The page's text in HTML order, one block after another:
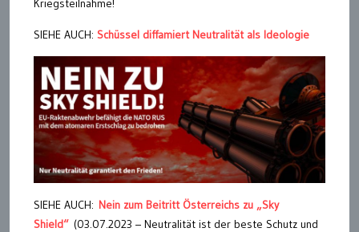
Kriegsteilnahme!
SIEHE AUCH: Schüssel diffamiert Neutralität als Ideologie
SIEHE AUCH: Nein zum Beitritt Österreichs zu „Sky
Shield“ (03.07.2023 – Neutralität ist der beste Schutz und